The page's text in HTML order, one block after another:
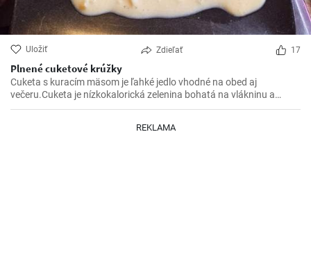
Uložiť Zdieľať 17
Plnené cuketové krúžky
Cuketa s kuracím mäsom je ľahké jedlo vhodné na obed aj
večeru.Cuketa je nízkokalorická zelenina bohatá na vlákninu a
kuracie mäso poskytuje kvalitný zdroj bielkovín.Lahká príprava a
REKLAMA